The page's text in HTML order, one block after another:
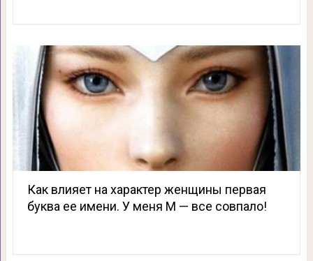
Как влияет на характер женщины первая
буква ее имени. У меня М — все совпало!